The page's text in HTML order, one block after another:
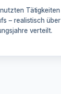
Tätigkeiten
– realistisch über
verteilt.